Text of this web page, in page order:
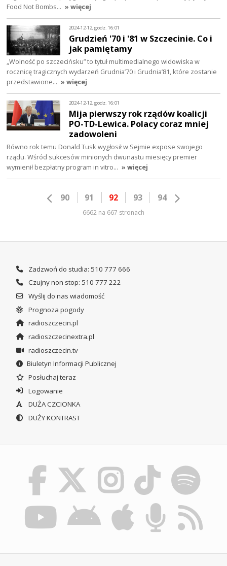
Food Not Bombs… » więcej
2024-12-12, godz. 16:01
Grudzień '70 i '81 w Szczecinie. Co i
jak pamiętamy
„Wolność po szczecińsku” to tytuł multimedialnego widowiska w
rocznicę tragicznych wydarzeń Grudnia’70 i Grudnia’81, które zostanie
przedstawione… » więcej
2024-12-12, godz. 16:01
Mija pierwszy rok rządów koalicji
PO-TD-Lewica. Polacy coraz mniej
zadowoleni
Równo rok temu Donald Tusk wygłosił w Sejmie expose swojego
rządu. Wśród sukcesów minionych dwunastu miesięcy premier
wymienił bezpłatny program in vitro… » więcej
90 91 92 93 94
6662 na 667 stronach
Zadzwoń do studia: 510 777 666
Czujny non stop: 510 777 222
Wyślij do nas wiadomość
Prognoza pogody
radioszczecin.pl
radioszczecinextra.pl
radioszczecin.tv
Biuletyn Informacji Publicznej
Posłuchaj teraz
Logowanie
DUŻA CZCIONKA
DUŻY KONTRAST